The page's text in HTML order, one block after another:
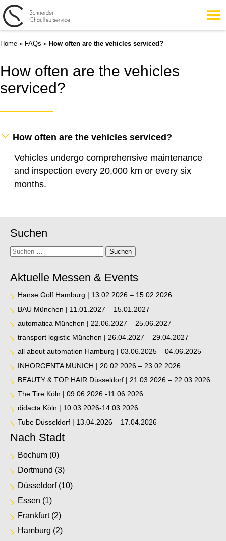
Home » FAQs » How often are the vehicles serviced?
How often are the vehicles
serviced?
How often are the vehicles serviced?
Vehicles undergo comprehensive maintenance
and inspection every 20,000 km or every six
months.
Suchen
Suche Suchen
Aktuelle Messen & Events
Hanse Golf Hamburg | 13.02.2026 – 15.02.2026
BAU München | 11.01.2027 – 15.01.2027
automatica München | 22.06.2027 – 25.06.2027
transport logistic München | 26.04.2027 – 29.04.2027
all about automation Hamburg | 03.06.2025 – 04.06.2025
INHORGENTA MUNICH | 20.02.2026 – 23.02.2026
BEAUTY & TOP HAIR Düsseldorf | 21.03.2026 – 22.03.2026
The Tire Köln | 09.06.2026.-11.06.2026
didacta Köln | 10.03.2026-14.03.2026
Tube Düsseldorf | 13.04.2026 – 17.04.2026
Nach Stadt
Bochum (0)
Dortmund (3)
Düsseldorf(10)
Essen (1)
Frankfurt(2)
Hamburg (2)